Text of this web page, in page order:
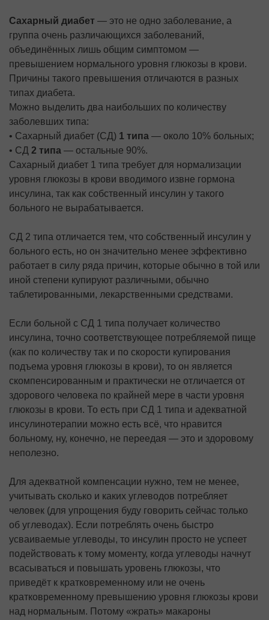
Сахарный диабет — это не одно заболевание, а
группа очень различающихся заболеваний,
объединённых лишь общим симптомом —
превышением нормального уровня глюкозы в крови.
Причины такого превышения отличаются в разных
типах диабета.
Можно выделить два наибольших по количеству
заболевших типа:
• Сахарный диабет (СД) 1 типа — около 10% больных;
• СД 2 типа — остальные 90%.
Сахарный диабет 1 типа требует для нормализации
уровня глюкозы в крови вводимого извне гормона
инсулина, так как собственный инсулин у такого
больного не вырабатывается.
СД 2 типа отличается тем, что собственный инсулин у
больного есть, но он значительно менее эффективно
работает в силу ряда причин, которые обычно в той или
иной степени купируют различными, обычно
таблетированными, лекарственными средствами.
Если больной с СД 1 типа получает количество
инсулина, точно соответствующее потребляемой пище
(как по количеству так и по скорости купирования
подъема уровня глюкозы в крови), то он является
скомпенсированным и практически не отличается от
здорового человека по крайней мере в части уровня
глюкозы в крови. То есть при СД 1 типа и адекватной
инсулинотерапии можно есть всё, что нравится
больному, ну, конечно, не переедая — это и здоровому
неполезно.
Для адекватной компенсации нужно, тем не менее,
учитывать сколько и каких углеводов потребляет
человек (для упрощения буду говорить сейчас только
об углеводах). Если потреблять очень быстро
усваиваемые углеводы, то инсулин просто не успеет
подействовать к тому моменту, когда углеводы начнут
всасываться и повышать уровень глюкозы, что
приведёт к кратковременному или не очень
кратковременному превышению уровня глюкозы крови
над нормальным. Потому «жрать» макароны